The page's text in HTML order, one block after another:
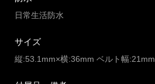
日常生活防水
サイズ
縦:53.1mm×横:36mm ベルト幅:21mm